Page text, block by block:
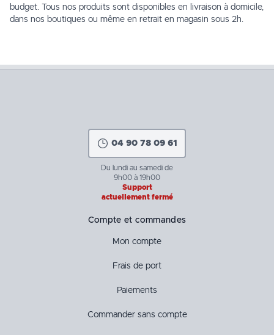
budget. Tous nos produits sont disponibles en livraison à domicile,
dans nos boutiques ou même en retrait en magasin sous 2h.
04 90 78 09 61
Du lundi au samedi de
9h00 à 19h00
Support
actuellement fermé
Compte et commandes
Mon compte
Frais de port
Paiements
Commander sans compte